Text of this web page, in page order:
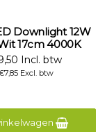
Downlight 12W
17cm 4000K
Incl. btw
Excl. btw